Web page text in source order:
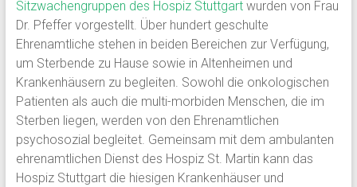
Sitzwachengruppen des Hospiz Stuttgartwurden von Frau
Dr. Pfeffer vorgestellt. Über hundert geschulte
Ehrenamtliche stehen in beiden Bereichen zur Verfügung,
um Sterbende zu Hause sowie in Altenheimen und
Krankenhäusern zu begleiten. Sowohl die onkologischen
Patienten als auch die multi-morbiden Menschen, die im
Sterben liegen, werden von den Ehrenamtlichen
psychosozial begleitet. Gemeinsam mit dem ambulanten
ehrenamtlichen Dienst des Hospiz St. Martin kann das
Hospiz Stuttgart die hiesigen Krankenhäuser und